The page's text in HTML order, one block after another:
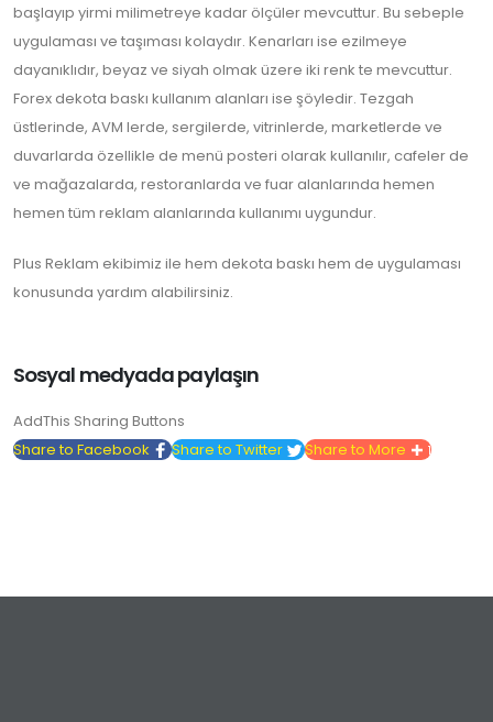
başlayıp yirmi milimetreye kadar ölçüler mevcuttur. Bu sebeple
uygulaması ve taşıması kolaydır. Kenarları ise ezilmeye
dayanıklıdır, beyaz ve siyah olmak üzere iki renk te mevcuttur.
Forex dekota baskı kullanım alanları ise şöyledir. Tezgah
üstlerinde, AVM lerde, sergilerde, vitrinlerde, marketlerde ve
duvarlarda özellikle de menü posteri olarak kullanılır, cafeler de
ve mağazalarda, restoranlarda ve fuar alanlarında hemen
hemen tüm reklam alanlarında kullanımı uygundur.
Plus Reklam ekibimiz ile hem dekota baskı hem de uygulaması
konusunda yardım alabilirsiniz.
Sosyal medyada paylaşın
AddThis Sharing Buttons
Share to Facebook
Share to Twitter Share to More 1